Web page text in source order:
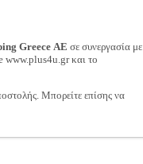
Greece ΑΕ σε συνεργασία με
www.plus4u.gr και το
Μπορείτε επίσης να